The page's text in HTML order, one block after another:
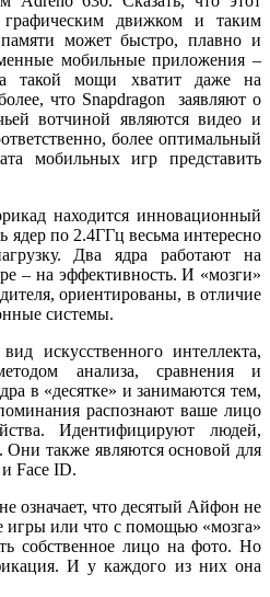
движком и таким
может быстро, плавно и
мобильные приложения –
такой мощи хватит даже на
что Snapdragon заявляют о
вотчиной являются видео и
более оптимальный
мобильных игр представить
находится инновационный
по 2.4ГГц весьма интересно
Два ядра работают на
– на эффективность. И «мозги»
ориентированы, в отличие
системы.
искусственного интеллекта,
анализа, сравнения и
в «десятке» и занимаются тем,
распознают ваше лицо
Идентифицируют людей,
также являются основой для
Face ID.
означает, что десятый Айфон не
игры или что с помощью «мозга»
собственное лицо на фото. Но
И у каждого из них она